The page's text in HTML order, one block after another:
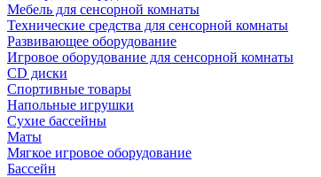
Мебель для сенсорной комнаты
Технические средства для сенсорной комнаты
Развивающее оборудование
Игровое оборудование для сенсорной комнаты
CD диски
Спортивные товары
Напольные игрушки
Сухие бассейны
Маты
Мягкое игровое оборудование
Бассейн